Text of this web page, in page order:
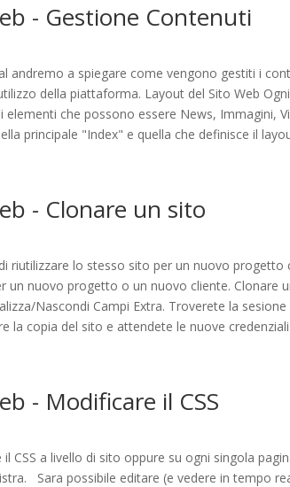
- Gestione Contenuti
andremo a spiegare come vengono gestiti i
della piattaforma. Layout del Sito Web
che possono essere News, Immagini,
principale "Index" e quella che definisce il
- Clonare un sito
riutilizzare lo stesso sito per un nuovo
un nuovo progetto o un nuovo cliente. Clonare
Nascondi Campi Extra. Troverete la
la copia del sito e attendete le nuove
- Modificare il CSS
CSS a livello di sito oppure su ogni singola
Sara possibile editare (e vedere in tempo